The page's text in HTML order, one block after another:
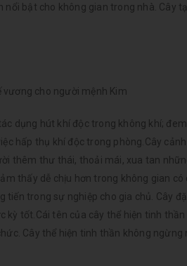
bật cho không gian trong nhà. Cây
vương cho người mệnh Kim
dụng hút khí độc trong không khí;
hấp thụ khí độc trong phòng.Cây
thêm thư thái, thoải mái, xua tan
thấy dễ chịu hơn trong không gian
trong sự nghiệp cho gia chủ. Cây
tốt.Cái tên của cây thể hiện tinh
Cây thể hiện tinh thần không ngừng